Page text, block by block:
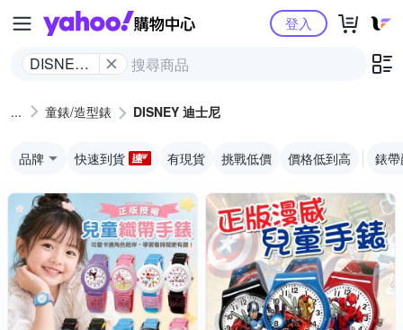
Yahoo購物中心
DISNEY
登入
童錶/造型錶 DISNEY 迪士尼
品牌 快速到貨 有現貨 挑戰低價 價格低到高 錶